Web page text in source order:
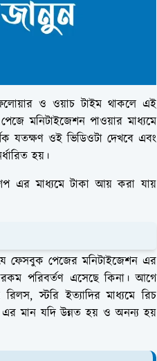
ও ওয়াচ টাইম থাকলে এই
মনিটাইজেশন পাওয়ার মাধ্যমে
যতক্ষণ ওই ভিডিওটা দেখবে এবং
হয়।
এর মাধ্যমে টাকা আয় করা যায়
ফেসবুক পেজের মনিটাইজেশন এর
পরিবর্তণ এসেছে কিনা। আগে
স্টরি ইত্যাদির মাধ্যমে রিচ
এর মান যদি উন্নত হয় ও অনন্য হয়